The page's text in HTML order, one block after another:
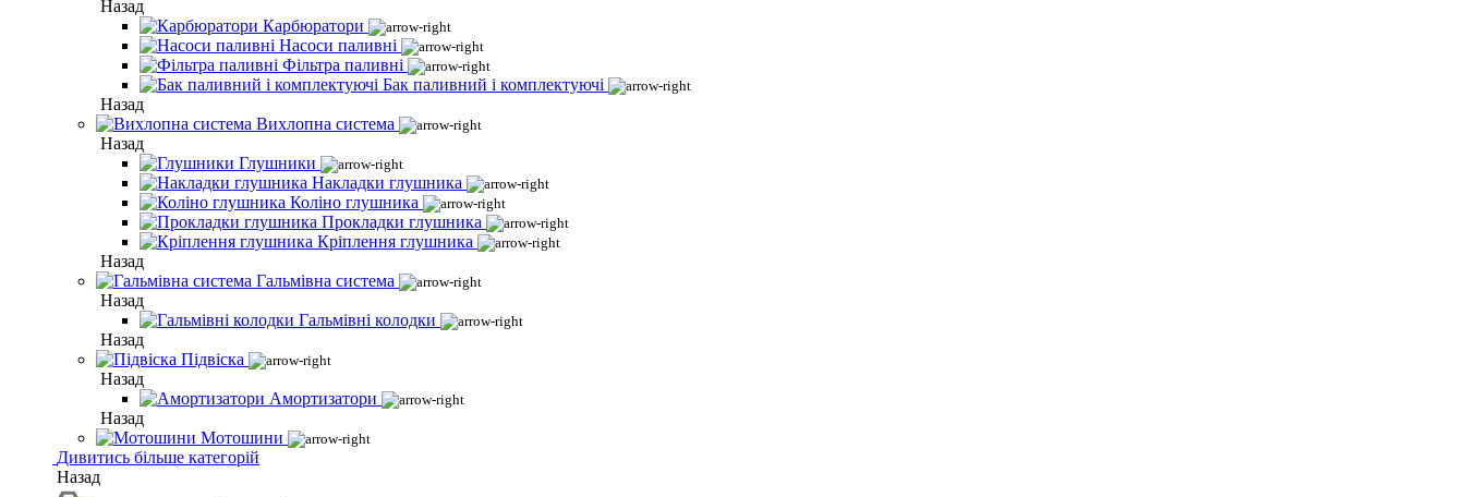
Назад
Карбюратори
Насоси паливні
Фільтра паливні
Бак паливний і комплектуючі
Назад
Вихлопна система
Назад
Глушники
Накладки глушника
Коліно глушника
Прокладки глушника
Кріплення глушника
Назад
Гальмівна система
Назад
Гальмівні колодки
Назад
Підвіска
Назад
Амортизатори
Назад
Мотошини
Дивитись більше категорій
Назад